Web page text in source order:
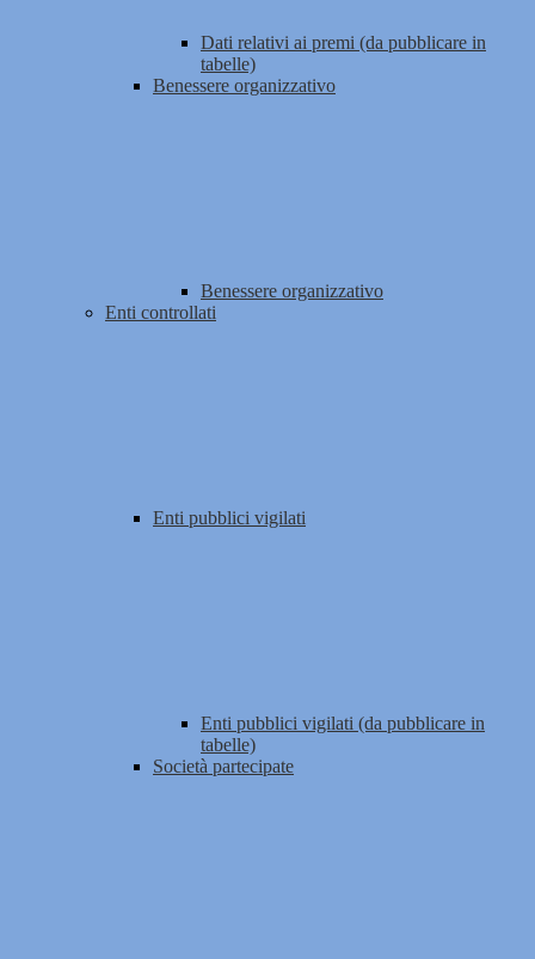
Dati relativi ai premi (da pubblicare in
tabelle)
Benessere organizzativo
Benessere organizzativo
Enti controllati
Enti pubblici vigilati
Enti pubblici vigilati (da pubblicare in
tabelle)
Società partecipate